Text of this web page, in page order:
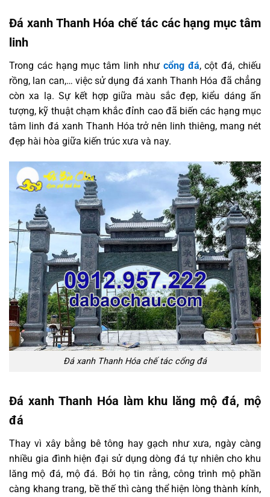
Đá xanh Thanh Hóa chế tác các hạng mục tâm
linh
Trong các hạng mục tâm linh như cổng đá, cột đá, chiếu
rồng, lan can,… việc sử dụng đá xanh Thanh Hóa đã chẳng
còn xa lạ. Sự kết hợp giữa màu sắc đẹp, kiểu dáng ấn
tượng, kỹ thuật chạm khắc đỉnh cao đã biến các hạng mục
tâm linh đá xanh Thanh Hóa trở nên linh thiêng, mang nét
đẹp hài hòa giữa kiến trúc xưa và nay.
Đá xanh Thanh Hóa chế tác cổng đá
Đá xanh Thanh Hóa làm khu lăng mộ đá, mộ
đá
Thay vì xây bằng bê tông hay gạch như xưa, ngày càng
nhiều gia đình hiện đại sử dụng dòng đá tự nhiên cho khu
lăng mộ đá, mộ đá. Bởi họ tin rằng, công trình mộ phần
càng khang trang, bề thế thì càng thể hiện lòng thành kính,